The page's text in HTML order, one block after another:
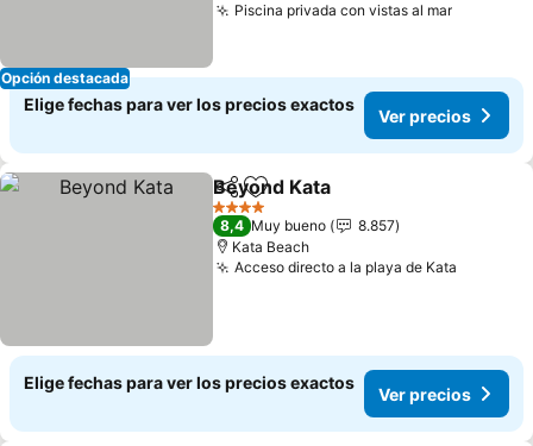
Opción destacada
Piscina privada con vistas al marVer
Elige fechas para ver los precios exactos
Ver precios
CompartirAgregar a favoritos
Beyond Kata
4 Estrellas
8,4 Muy bueno
8.857
Kata Beach
Acceso directo a la playa de Kata
Elige fechas para ver los precios exactos
Ver precios